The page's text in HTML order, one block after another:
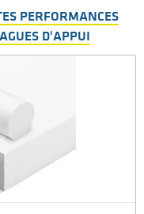
PERFORMANCES
D'APPUI